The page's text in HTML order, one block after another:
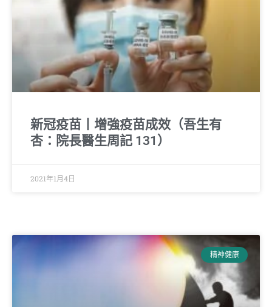
新冠疫苗丨增強疫苗成效（吾生有
杏：院長醫生周記 131）
2021年1月4日
精神健康